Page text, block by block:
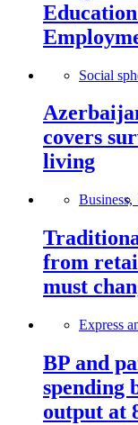
Social
covers
living
Business,
from
must
Express
BP and
spending
output at